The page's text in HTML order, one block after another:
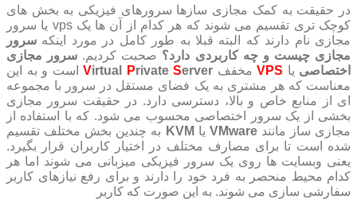
در حقیقت به کمک مجازی سازها سرورهای فیزیکی به بخش های
کوچک تری تقسیم می شوند که هر کدام از آن ها یک vps یا سرور
مجازی نام دارند که البته قبلا به طور کامل در مورد اینکه سرور
مجازی چیست و چه کاربردی دارد؟ صحبت کردیم. سرور مجازی
اختصاصی یا VPS مخفف Virtual Private Server
است و به این
معناست که هر مشتری به یک فضای مستقل در سرور با مجموعه
ای از منابع خاص و بالا، دسترسی دارد. در حقیقت سرور مجازی
بخشی از یک سرور اختصاصی محسوب می شود. که با استفاده از
مجازی ساز مانندVMware یا KVM به چندین بخش مختلف تقسیم
شده است تا برای مصارف مختلف در اختیار کاربران قرار بگیرد.
یعنی وبسایت ها روی یک سرور فیزیکی میزبانی می شوند اما هر
کدام محیط منحصر به فرد خود را دارند و برای رفع نیازهای کاربر
سفارشی سازی می شوند. به این صورت که کاربر